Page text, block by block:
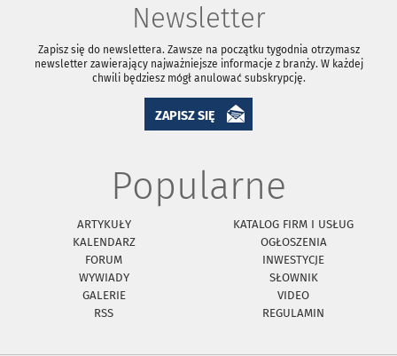
Newsletter
Zapisz się do newslettera. Zawsze na początku tygodnia otrzymasz
newsletter zawierający najważniejsze informacje z branży. W każdej
chwili będziesz mógł anulować subskrypcję.
ZAPISZ SIĘ
Popularne
ARTYKUŁY
KATALOG FIRM I USŁUG
KALENDARZ
OGŁOSZENIA
FORUM
INWESTYCJE
WYWIADY
SŁOWNIK
GALERIE
VIDEO
RSS
REGULAMIN